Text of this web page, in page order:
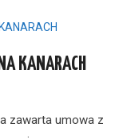
KANARACH
zawarta umowa z